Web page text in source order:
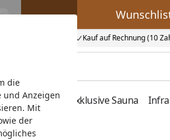
die
und Anzeigen
Mit
der
Kauf auf Rechnung (10
Zubehör Exklusive Sauna